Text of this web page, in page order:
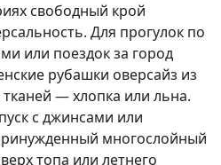
свободный крой
Для прогулок по
или поездок за город
рубашки оверсайз из
— хлопка или льна.
с джинсами или
многослойный
топа или летнего